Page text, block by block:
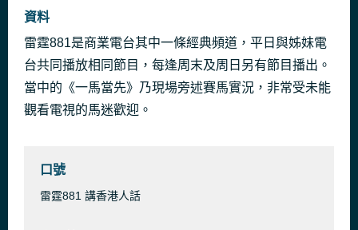
資料
雷霆881是商業電台其中一條經典頻道，平日與姊妹電
台共同播放相同節目，每逢周末及周日另有節目播出。
當中的《一馬當先》乃現場旁述賽馬實況，非常受未能
觀看電視的馬迷歡迎。
口號
雷霆881 講香港人話